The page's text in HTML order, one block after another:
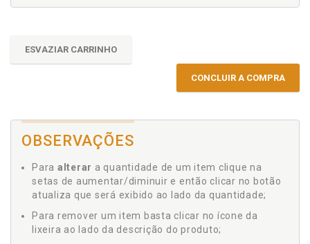
ESVAZIAR CARRINHO
CONCLUIR A COMPRA
OBSERVAÇÕES
Para alterar a quantidade de um item clique na
setas de aumentar/diminuir e então clicar no botão
atualiza que será exibido ao lado da quantidade;
Para remover um item basta clicar no ícone da
lixeira ao lado da descrição do produto;